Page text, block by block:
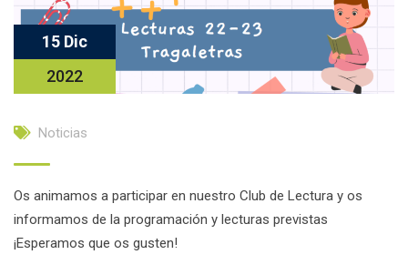
15 Dic
2022
Noticias
Os animamos a participar en nuestro Club de Lectura y os
informamos de la programación y lecturas previstas
¡Esperamos que os gusten!